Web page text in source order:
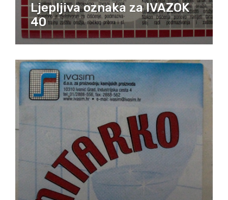
Ljepljiva oznaka za IVAZOK
40